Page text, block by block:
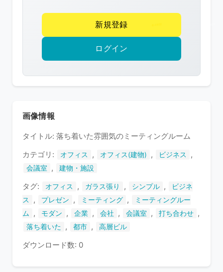
作
権
護
い
ま
新規登録
ログイン
画像情報
タイトル: 落ち着いた雰囲気のミーティングルーム
カテゴリ:
オフィス , オフィス(建物) , ビジネス ,
会議室 , 建物・施設
タグ: オフィス , ガラス張り , シンプル ,
ビジネ
ス
, プレゼン , ミーティング ,
ミーティングルー
ム
, モダン , 企業 , 会社 , 会議室 , 打ち合わせ ,
落ち着いた , 都市 , 高層ビル
ダウンロード数: 0